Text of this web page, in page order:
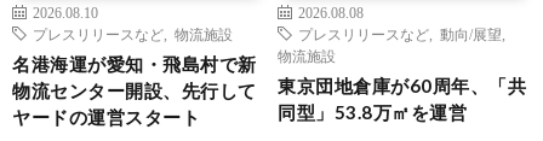
2026.08.10
プレスリリースなど
物流施設
名港海運が愛知・飛島村で新
物流センター開設、先行して
ヤードの運営スタート
2026.08.08
プレスリリースなど
動向/展望
物流施設
東京団地倉庫が60周年、「共
同型」53.8万㎡を運営